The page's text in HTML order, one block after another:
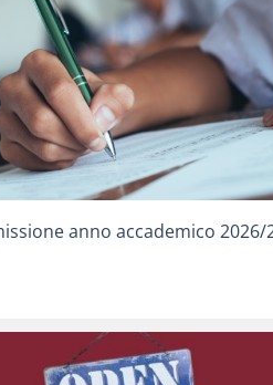
card:anno accademico 2026/